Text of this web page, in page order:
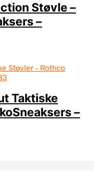
Støvle –
–
Taktiske
–